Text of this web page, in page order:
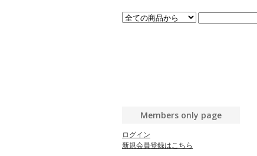
Members only page
ログイン
新規会員登録はこちら